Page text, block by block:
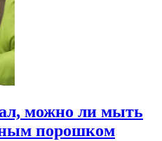
можно ли мыть
порошком